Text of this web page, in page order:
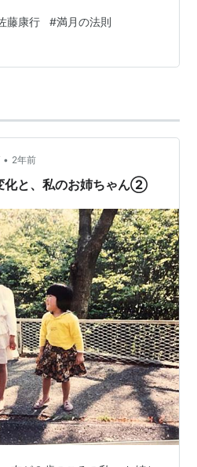
魂が奇跡を起こす!』日新報道
版 2009
りなさい』かんき出版
運をつかむ7つのゴールデン
こうして立ち直った!100人
!!』日新報道 2000.3
を持ちなさい! イヤイヤ営業
かんき出版 2001.4
攻略ゲーム つらい仕事もゲ
が売上を伸ばす 実績3倍増は
かんき出版 2001.10
魂をゆさぶり、一瞬のうち
せる珠玉のメッセージ』日
『満月の法則』を思い出す。
来常に丸いように、俺たちも
ているということだ。だが、
際には何も不足していないの
る。 俺はこの満月の法…
藤康行 #満月の法則
• 2年前
化と、私のお姉ちゃん②